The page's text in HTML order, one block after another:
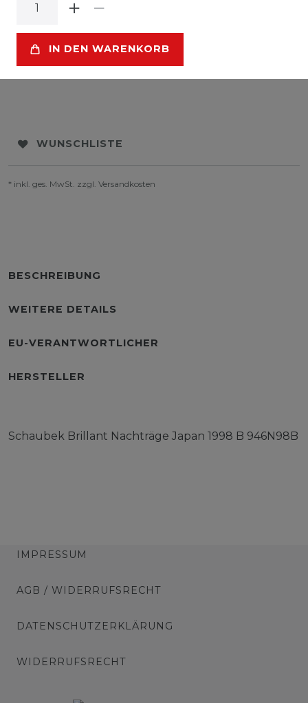
IN DEN WARENKORB
WUNSCHLISTE
* inkl. ges. MwSt. zzgl. Versandkosten
BESCHREIBUNG
WEITERE DETAILS
EU-VERANTWORTLICHER
HERSTELLER
Schaubek Brillant Nachträge Japan 1998 B 946N98B
IMPRESSUM
AGB / WIDERRUFSRECHT
DATENSCHUTZERKLÄRUNG
WIDERRUFSRECHT